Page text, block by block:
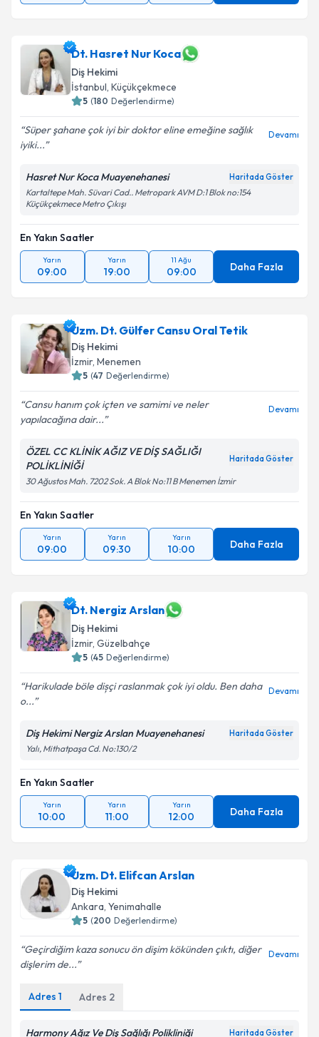
Dt. Hasret Nur Koca
Diş Hekimi
İstanbul, Küçükçekmece
5 (180 Değerlendirme)
Süper şahane çok iyi bir doktor eline emeğine sağlık
iyiki...
Devamı
Hasret Nur Koca Muayenehanesi Haritada Göster
Kartaltepe Mah. Süvari Cad.. Metropark AVM D:1 Blok no:154
Küçükçekmece Metro Çıkışı
En Yakın Saatler
Yarın
09:00
Yarın
19:00
11 Ağu
09:00 Daha Fazla
Uzm. Dt. Gülfer Cansu Oral Tetik
Diş Hekimi
İzmir, Menemen
5 (47 Değerlendirme)
Cansu hanım çok içten ve samimi ve neler
yapılacağına dair...
Devamı
ÖZEL CC KLİNİK AĞIZ VE DİŞ SAĞLIĞI
POLİKLİNİĞİ
Haritada Göster
30 Ağustos Mah. 7202 Sok. A Blok No:11 B Menemen İzmir
En Yakın Saatler
Yarın
09:00
Yarın
09:30
Yarın
10:00 Daha Fazla
Dt. Nergiz Arslan
Diş Hekimi
İzmir, Güzelbahçe
5 (45 Değerlendirme)
Harikulade böle dișçi raslanmak çok iyi oldu. Ben daha
o...
Devamı
Diş Hekimi Nergiz Arslan Muayenehanesi Haritada Göster
Yalı, Mithatpaşa Cd. No:130/2
En Yakın Saatler
Yarın
10:00
Yarın
11:00
Yarın
12:00 Daha Fazla
Uzm. Dt. Elifcan Arslan
Diş Hekimi
Ankara, Yenimahalle
5 (200 Değerlendirme)
Geçirdiğim kaza sonucu ön dişim kökünden çıktı, diğer
dişlerim de...
Devamı
Adres 1 Adres 2
Harmony Ağız Ve Diş Sağlığı Polikliniği Haritada Göster